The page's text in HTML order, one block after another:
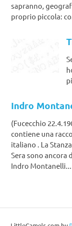
sapranno,
proprio piccola: co...
Indro
(Fucecchio
contiene una
italiano . La
Sera sono
Indro Montanelli...